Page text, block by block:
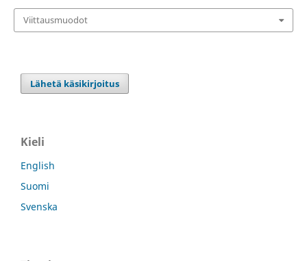
Viittausmuodot
Lähetä käsikirjoitus
Kieli
English
Suomi
Svenska